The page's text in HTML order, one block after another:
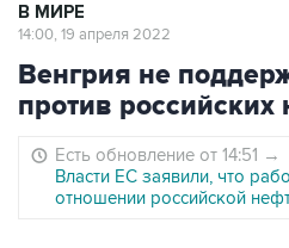
В МИРЕ
14:00, 19 апреля 2022
Венгрия не
против российских
Есть обновление от 14:51 →
Власти ЕС заявили, что
отношении российской